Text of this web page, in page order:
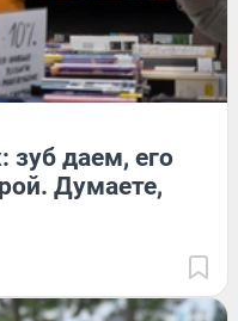
даем, его
Думаете,